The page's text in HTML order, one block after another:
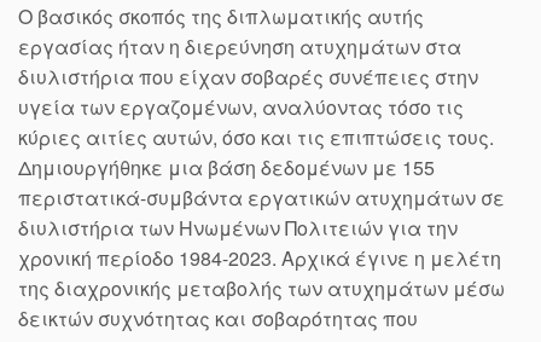
Ο βασικός σκοπός της διπλωματικής αυτής
εργασίας ήταν η διερεύνηση ατυχημάτων στα
διυλιστήρια που είχαν σοβαρές συνέπειες στην
υγεία των εργαζομένων, αναλύοντας τόσο τις
κύριες αιτίες αυτών, όσο και τις επιπτώσεις τους.
Δημιουργήθηκε μια βάση δεδομένων με 155
περιστατικά-συμβάντα εργατικών ατυχημάτων σε
διυλιστήρια των Ηνωμένων Πολιτειών για την
χρονική περίοδο 1984-2023. Αρχικά έγινε η μελέτη
της διαχρονικής μεταβολής των ατυχημάτων μέσω
δεικτών συχνότητας και σοβαρότητας που